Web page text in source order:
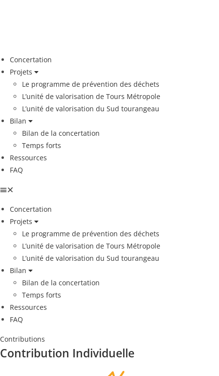
Concertation
Projets
Le programme de prévention des déchets
L’unité de valorisation de Tours Métropole
L’unité de valorisation du Sud tourangeau
Bilan
Bilan de la concertation
Temps forts
Ressources
FAQ
Concertation
Projets
Le programme de prévention des déchets
L’unité de valorisation de Tours Métropole
L’unité de valorisation du Sud tourangeau
Bilan
Bilan de la concertation
Temps forts
Ressources
FAQ
Contributions
Contribution Individuelle